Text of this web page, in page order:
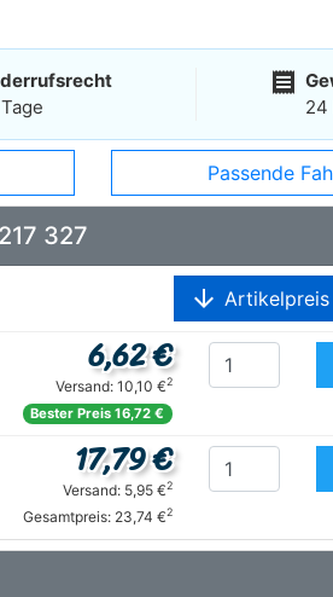
receipt
24
Passende
327
arrow_downward Artikelpreis
6,62 €
Versand: 10,10 €2
Bester Preis 16,72 €
17,79 €
Versand: 5,95 €2
Gesamtpreis: 23,74 €2